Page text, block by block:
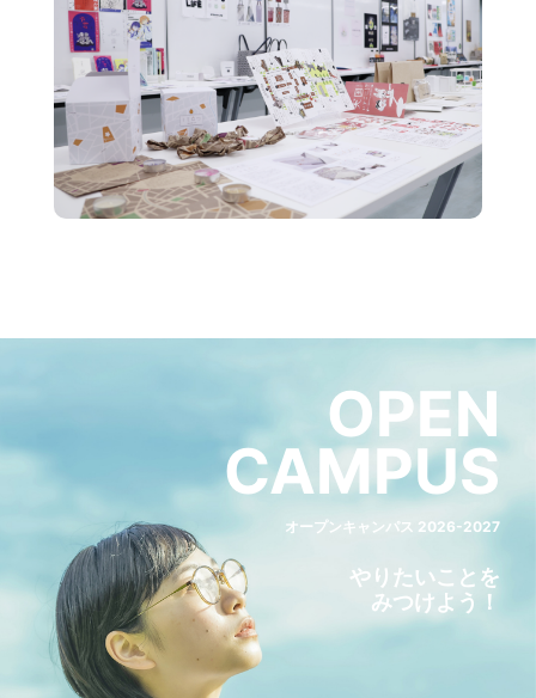
OPEN
CAMPUS
オープンキャンパス 2026-2027
やりたいことを
みつけよう！